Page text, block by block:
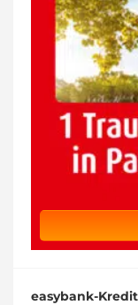
easybank-